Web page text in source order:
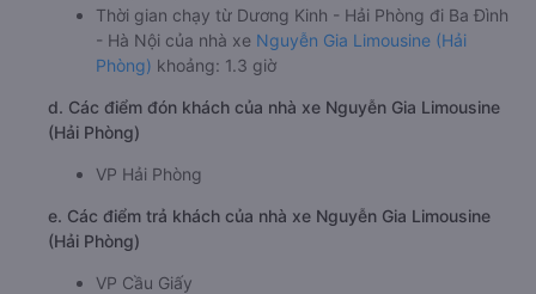
c. Lộ trình, giờ khởi hành và giờ kết thúc của xe khách
Giờ xuất phát ở Dương Kinh - Hải Phòng: 04:00,
08:00, 08:01